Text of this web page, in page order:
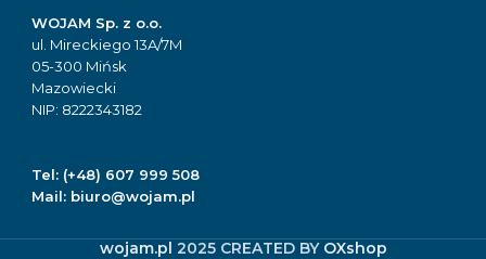
WOJAM Sp. z o.o.
ul. Mireckiego 13A/7M
05-300 Mińsk
Mazowiecki
NIP: 8222343182
Tel: (+48) 607 999 508
Mail: biuro@wojam.pl
wojam.pl 2025 CREATED BY OXshop